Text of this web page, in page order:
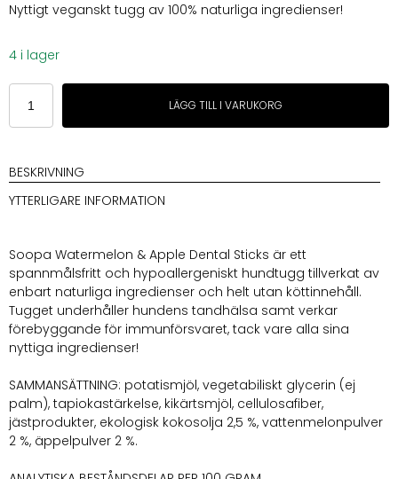
Nyttigt veganskt tugg av 100% naturliga ingredienser!
4 i lager
Soopa
Watermelon
&
Dental
Sticks
mängd
LÄGG TILL I VARUKORG
BESKRIVNING
YTTERLIGARE INFORMATION
Soopa Watermelon & Apple Dental Sticks är ett
spannmålsfritt och hypoallergeniskt hundtugg tillverkat av
enbart naturliga ingredienser och helt utan köttinnehåll.
Tugget underhåller hundens tandhälsa samt verkar
förebyggande för immunförsvaret, tack vare alla sina
nyttiga ingredienser!
SAMMANSÄTTNING: potatismjöl, vegetabiliskt glycerin (ej
palm), tapiokastärkelse, kikärtsmjöl, cellulosafiber,
jästprodukter, ekologisk kokosolja 2,5 %, vattenmelonpulver
2 %, äppelpulver 2 %.